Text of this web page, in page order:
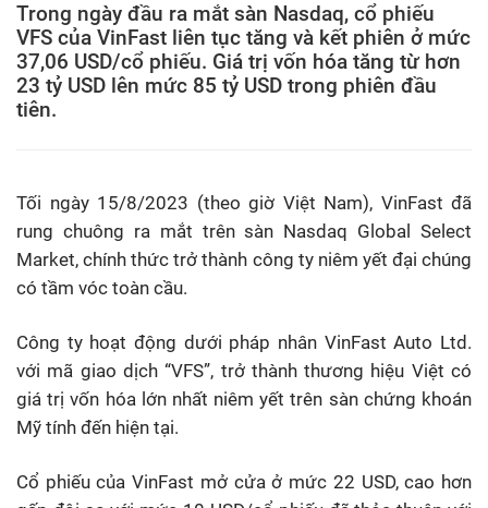
Trong ngày đầu ra mắt sàn Nasdaq, cổ phiếu
VFS của VinFast liên tục tăng và kết phiên ở mức
37,06 USD/cổ phiếu. Giá trị vốn hóa tăng từ hơn
23 tỷ USD lên mức 85 tỷ USD trong phiên đầu
tiên.
Tối ngày 15/8/2023 (theo giờ Việt Nam), VinFast đã
rung chuông ra mắt trên sàn Nasdaq Global Select
Market, chính thức trở thành công ty niêm yết đại chúng
có tầm vóc toàn cầu.
Công ty hoạt động dưới pháp nhân VinFast Auto Ltd.
với mã giao dịch “VFS”, trở thành thương hiệu Việt có
giá trị vốn hóa lớn nhất niêm yết trên sàn chứng khoán
Mỹ tính đến hiện tại.
Cổ phiếu của VinFast mở cửa ở mức 22 USD, cao hơn